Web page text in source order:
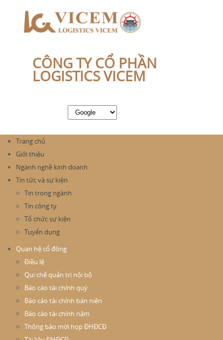
CÔNG TY CỔ PHẦN
LOGISTICS VICEM
Trang chủ
Giới thiệu
Ngành nghề kinh doanh
Tin tức và sự kiện
Tin trong ngành
Tin công ty
Tổ chức sự kiện
Tuyển dụng
Quan hệ cổ đông
Điều lệ
Qui chế quản trị nội bộ
Báo cáo tài chính quý
Báo cáo tài chính bán niên
Báo cáo tài chính năm
Thông báo mời họp ĐHĐCĐ